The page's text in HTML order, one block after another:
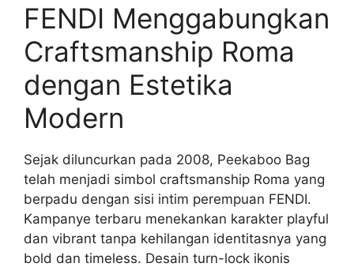
FENDI Menggabungkan
Craftsmanship Roma
dengan Estetika
Modern
Sejak diluncurkan pada 2008, Peekaboo Bag
telah menjadi simbol craftsmanship Roma yang
berpadu dengan sisi intim perempuan FENDI.
Kampanye terbaru menekankan karakter playful
dan vibrant tanpa kehilangan identitasnya yang
bold dan timeless. Desain turn-lock ikonis